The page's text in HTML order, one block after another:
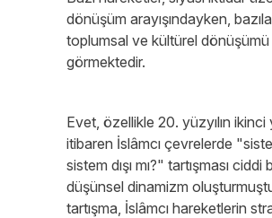
dönüşüm arayışındayken,
toplumsal ve kültürel
görmektedir.
Evet, özellikle 20. yüzyılın ikinci
itibaren İslâmcı çevrelerde
sistem dışı mı?" tartışması ciddi
düşünsel dinamizm
tartışma, İslâmcı hareketlerin